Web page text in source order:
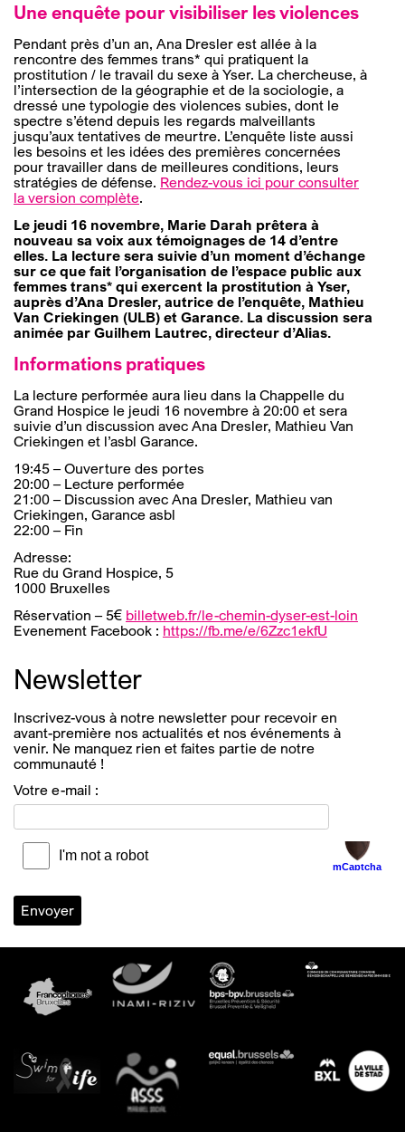
Une enquête pour visibiliser les violences
Pendant près d’un an, Ana Dresler est allée à la
rencontre des femmes trans* qui pratiquent la
prostitution / le travail du sexe à Yser. La chercheuse, à
l’intersection de la géographie et de la sociologie, a
dressé une typologie des violences subies, dont le
spectre s’étend depuis les regards malveillants
jusqu’aux tentatives de meurtre. L’enquête liste aussi
les besoins et les idées des premières concernées
pour travailler dans de meilleures conditions, leurs
stratégies de défense. Rendez-vous ici pour consulter
la version complète.
Le jeudi 16 novembre, Marie Darah prêtera à
nouveau sa voix aux témoignages de 14 d’entre
elles. La lecture sera suivie d’un moment d’échange
sur ce que fait l’organisation de l’espace public aux
femmes trans* qui exercent la prostitution à Yser,
auprès d’Ana Dresler, autrice de l’enquête, Mathieu
Van Criekingen (ULB) et Garance. La discussion sera
animée par Guilhem Lautrec, directeur d’Alias.
Informations pratiques
La lecture performée aura lieu dans la Chappelle du
Grand Hospice le jeudi 16 novembre à 20:00 et sera
suivie d’un discussion avec Ana Dresler, Mathieu Van
Criekingen et l’asbl Garance.
19:45 – Ouverture des portes
20:00 – Lecture performée
21:00 – Discussion avec Ana Dresler, Mathieu van
Criekingen, Garance asbl
22:00 – Fin
Adresse:
Rue du Grand Hospice, 5
1000 Bruxelles
Réservation – 5€ billetweb.fr/le-chemin-dyser-est-loin
Evenement Facebook : https://fb.me/e/6Zzc1ekfU
Newsletter
Inscrivez-vous à notre newsletter pour recevoir en
avant-première nos actualités et nos événements à
venir. Ne manquez rien et faites partie de notre
communauté !
Votre e-mail :